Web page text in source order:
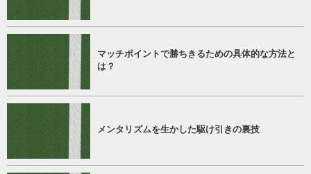
マッチポイントで勝ちきるための具体的な方法と
は？
メンタリズムを生かした駆け引きの裏技